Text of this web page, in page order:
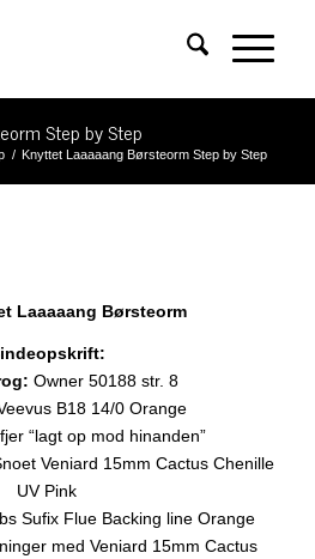
Step by Step
/ Knyttet Laaaaang Børsteorm Step by Step
Laaaaang Børsteorm
Owner 50188 str. 8
B18 14/0 Orange
“lagt op mod hinanden”
Veniard 15mm Cactus Chenille
UV Pink
Sufix Flue Backing line Orange
med Veniard 15mm Cactus